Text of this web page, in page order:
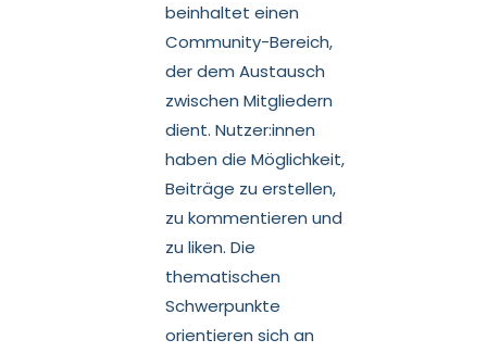
beinhaltet einen
Community-Bereich,
der dem Austausch
zwischen Mitgliedern
dient. Nutzer:innen
haben die Möglichkeit,
Beiträge zu erstellen,
zu kommentieren und
zu liken. Die
thematischen
Schwerpunkte
orientieren sich an